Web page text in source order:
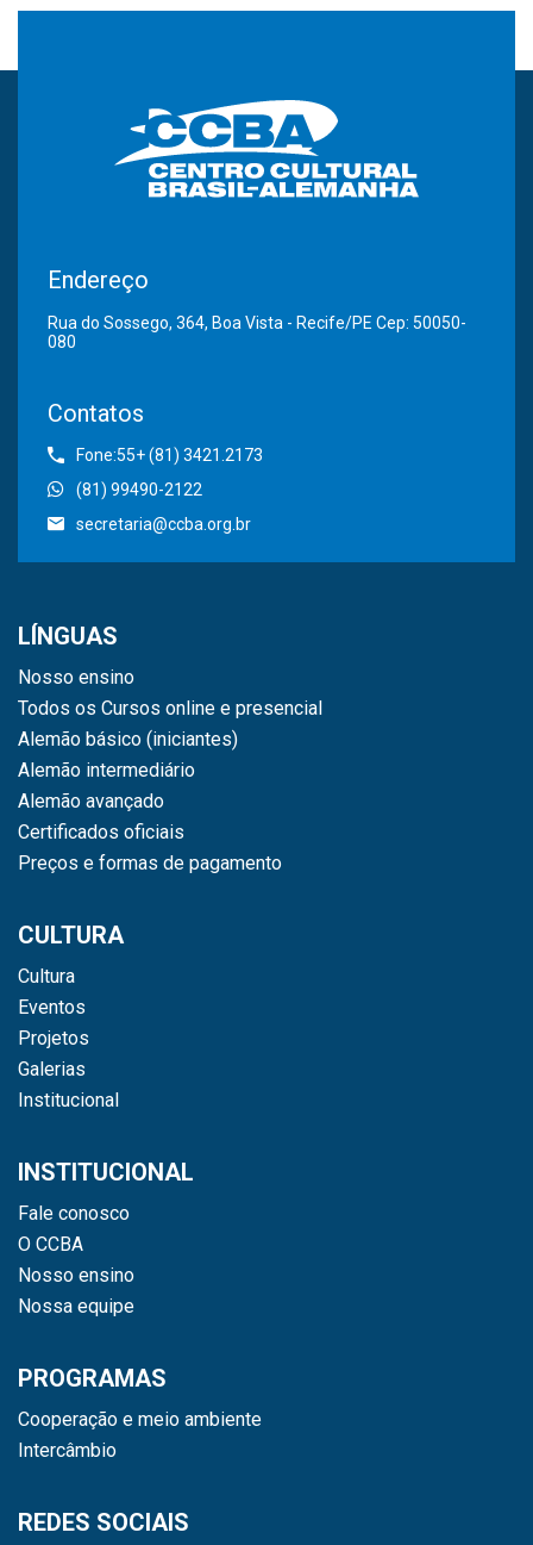
Endereço
Rua do Sossego, 364, Boa Vista - Recife/PE Cep: 50050-
080
Contatos
Fone:55+ (81) 3421.2173
(81) 99490-2122
secretaria@ccba.org.br
LÍNGUAS
Nosso ensino
Todos os Cursos online e presencial
Alemão básico (iniciantes)
Alemão intermediário
Alemão avançado
Certificados oficiais
Preços e formas de pagamento
CULTURA
Cultura
Eventos
Projetos
Galerias
Institucional
INSTITUCIONAL
Fale conosco
O CCBA
Nosso ensino
Nossa equipe
PROGRAMAS
Cooperação e meio ambiente
Intercâmbio
REDES SOCIAIS